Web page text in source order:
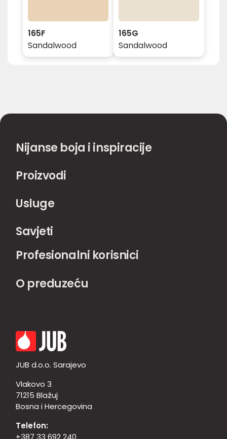
165F
Sandalwood
165G
Sandalwood
Nijanse boja i inspiracije
Proizvodi
Usluge
Savjeti
Profesionalni korisnici
O preduzeću
JUB d.o.o. Sarajevo
Vlakovo 3
71215 Blažuj
Bosna i Hercegovina
Telefon:
+387 33 692 240